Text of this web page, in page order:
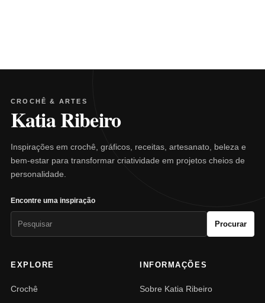
CROCHÊ & ARTES
Katia Ribeiro
Inspirações em crochê, gráficos, receitas, artesanato, beleza e
bem-estar para transformar criatividade em projetos cheios de
personalidade.
Encontre uma inspiração
Procurar
EXPLORE
Crochê
INFORMAÇÕES
Sobre Katia Ribeiro